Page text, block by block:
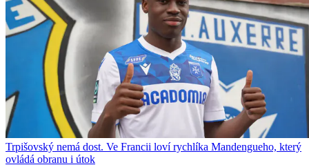
Trpišovský nemá dost. Ve Francii loví rychlíka Mandengueho, který
ovládá obranu i útok